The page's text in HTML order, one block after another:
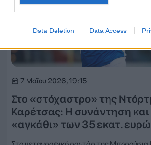
Data Deletion Data Access
7 Μαΐου 2026, 19:15
Στο «στόχαστρο» της
Καρέτσας: Η συνάντηση και
«αγκάθι» των 35 εκατ. ευρώ